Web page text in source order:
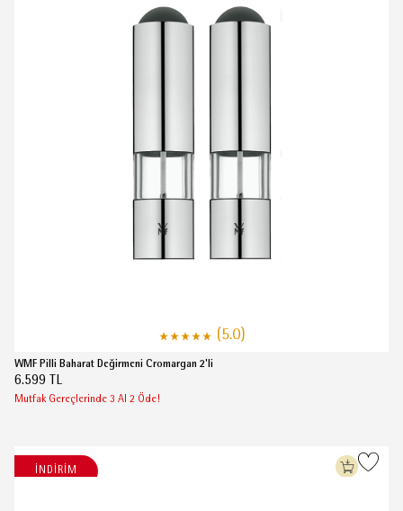
(5.0)
WMF Pilli Baharat Değirmeni Cromargan 2'li
6.599 TL
Mutfak Gereçlerinde 3 Al 2 Öde!
İNDİRİM